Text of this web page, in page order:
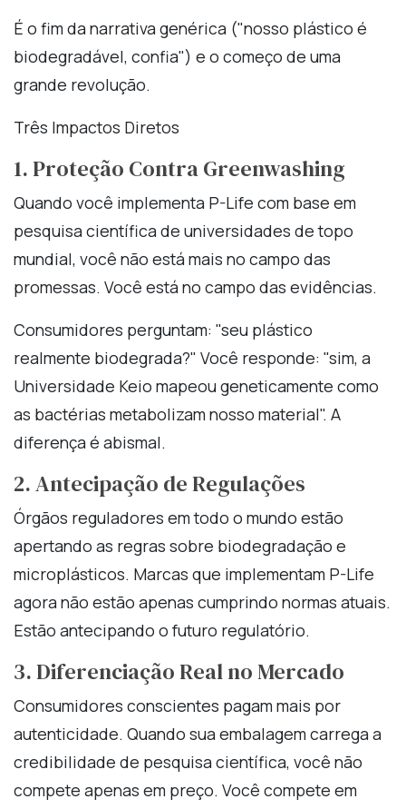
É o fim da narrativa genérica ("nosso plástico é
biodegradável, confia") e o começo de uma
grande revolução.
Três Impactos Diretos
1. Proteção Contra Greenwashing
Quando você implementa P-Life com base em
pesquisa científica de universidades de topo
mundial, você não está mais no campo das
promessas. Você está no campo das evidências.
Consumidores perguntam: "seu plástico
realmente biodegrada?" Você responde: "sim, a
Universidade Keio mapeou geneticamente como
as bactérias metabolizam nosso material". A
diferença é abismal.
2. Antecipação de Regulações
Órgãos reguladores em todo o mundo estão
apertando as regras sobre biodegradação e
microplásticos. Marcas que implementam P-Life
agora não estão apenas cumprindo normas atuais.
Estão antecipando o futuro regulatório.
3. Diferenciação Real no Mercado
Consumidores conscientes pagam mais por
autenticidade. Quando sua embalagem carrega a
credibilidade de pesquisa científica, você não
compete apenas em preço. Você compete em